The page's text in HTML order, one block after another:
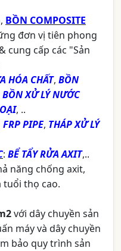
BỒN COMPOSITE
đơn vị tiên phong
cung cấp các "Sản
HÓA CHẤT, BỒN
XỬ LÝ NƯỚC
, ..
FRP PIPE, THÁP XỬ LÝ
: BỂ TẨY RỬA AXIT,..
năng chống axit,
tuổi thọ cao.
với dây chuyền sản
máy và dây chuyền
bảo quy trình sản